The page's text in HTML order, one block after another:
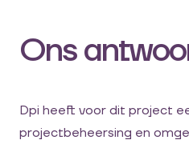
Ons
Dpi heeft voor dit project
projectbeheersing en